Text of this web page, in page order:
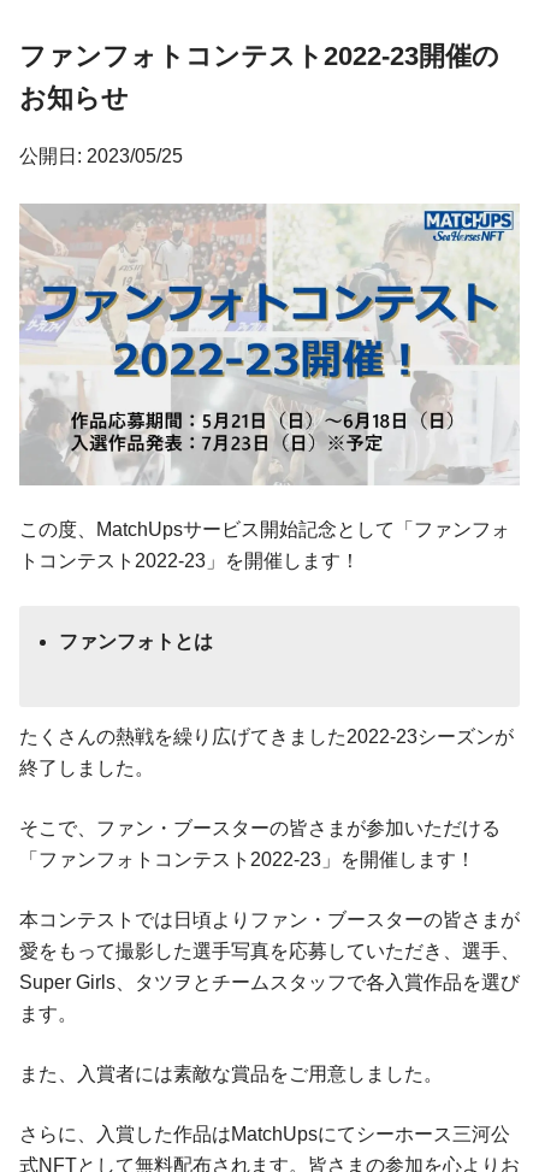
ファンフォトコンテスト2022-23開催の
お知らせ
公開日: 2023/05/25
この度、MatchUpsサービス開始記念として「ファンフォ
トコンテスト2022-23」を開催します！
ファンフォトとは
たくさんの熱戦を繰り広げてきました2022-23シーズンが
終了しました。
そこで、ファン・ブースターの皆さまが参加いただける
「ファンフォトコンテスト2022-23」を開催します！
本コンテストでは日頃よりファン・ブースターの皆さまが
愛をもって撮影した選手写真を応募していただき、選手、
Super Girls、タツヲとチームスタッフで各入賞作品を選び
ます。
また、入賞者には素敵な賞品をご用意しました。
さらに、入賞した作品はMatchUpsにてシーホース三河公
式NFTとして無料配布されます。皆さまの参加を心よりお